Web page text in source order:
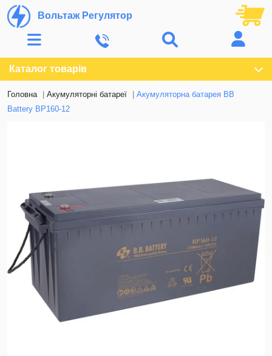
Вольтаж Регулятор
Каталог товарів
Головна Акумуляторні батареї
Акумуляторна батарея BB
Battery BP160-12